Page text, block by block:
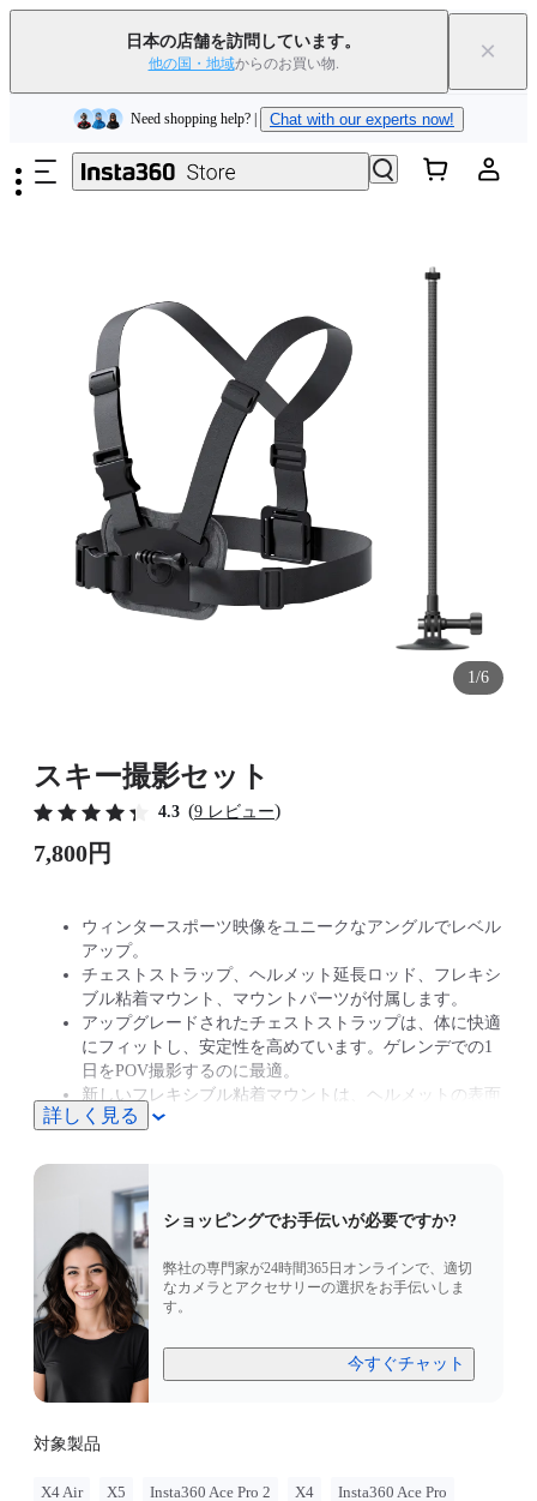
日本の店舗を訪問しています。
他の国・地域からのお買い物. ×
メインコンテンツへスキップ
下取りで旧デバイスを出すと、新規購入でキャッシュバックまたはクー
Need shopping help? | Chat with our experts now!
Insta360 Luna Ultra｜ ｜送料無料
1/6
スキー撮影セット
4.3 (9 レビュー)
7,800円
ウィンタースポーツ映像をユニークなアングルでレベル
アップ。
チェストストラップ、ヘルメット延長ロッド、フレキシ
ブル粘着マウント、マウントパーツが付属します。
アップグレードされたチェストストラップは、体に快適
にフィットし、安定性を高めています。ゲレンデでの1
日をPOV撮影するのに最適。
新しいフレキシブル粘着マウントは、ヘルメットの表面
にしっかりとフィットします。
詳しく見る
ショッピングでお手伝いが必要ですか?
弊社の専門家が24時間365日オンラインで、適切
なカメラとアクセサリーの選択をお手伝いしま
す。
今すぐチャット
対象製品
X4 Air X5 Insta360 Ace Pro 2 X4 Insta360 Ace Pro